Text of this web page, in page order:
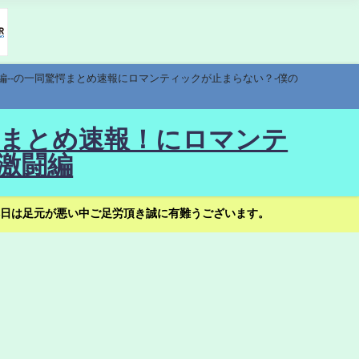
の一同驚愕まとめ速報にロマンティックが止まらない？-僕の
とめ速報！にロマンテ
闘編
足元が悪い中ご足労頂き誠に有難うございます。